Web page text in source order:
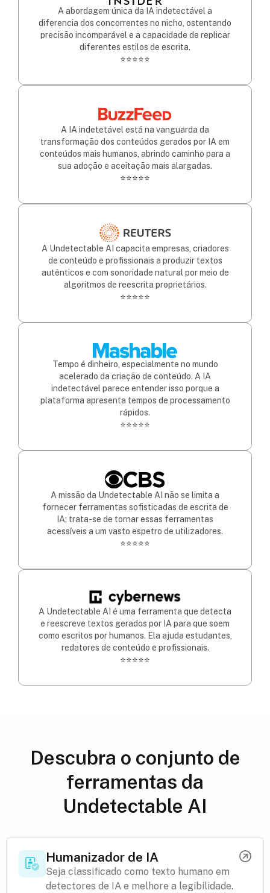
A abordagem única da IA indetectável a
diferencia dos concorrentes no nicho, ostentando
precisão incomparável e a capacidade de replicar
diferentes estilos de escrita.
⭐⭐⭐⭐⭐
A IA indetetável está na vanguarda da
transformação dos conteúdos gerados por IA em
conteúdos mais humanos, abrindo caminho para a
sua adoção e aceitação mais alargadas.
⭐⭐⭐⭐⭐
A Undetectable AI capacita empresas, criadores
de conteúdo e profissionais a produzir textos
autênticos e com sonoridade natural por meio de
algoritmos de reescrita proprietários.
⭐⭐⭐⭐⭐
Tempo é dinheiro, especialmente no mundo
acelerado da criação de conteúdo. A IA
indetectável parece entender isso porque a
plataforma apresenta tempos de processamento
rápidos.
⭐⭐⭐⭐⭐
A missão da Undetectable AI não se limita a
fornecer ferramentas sofisticadas de escrita de
IA; trata-se de tornar essas ferramentas
acessíveis a um vasto espetro de utilizadores.
⭐⭐⭐⭐⭐
A Undetectable AI é uma ferramenta que detecta
e reescreve textos gerados por IA para que soem
como escritos por humanos. Ela ajuda estudantes,
redatores de conteúdo e profissionais.
⭐⭐⭐⭐⭐
Descubra o conjunto de
ferramentas da
Undetectable AI
Humanizador de IA
Seja classificado como texto humano em
detectores de IA e melhore a legibilidade.